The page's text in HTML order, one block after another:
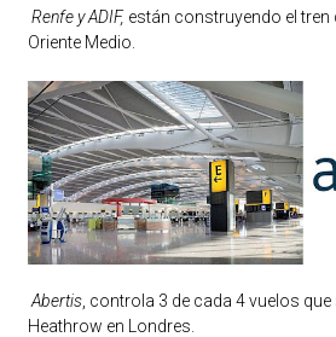
Renfe y ADIF,están construyendo el tren
Oriente Medio.
Abertis, controla 3 de cada 4 vuelos
Heathrow en Londres.